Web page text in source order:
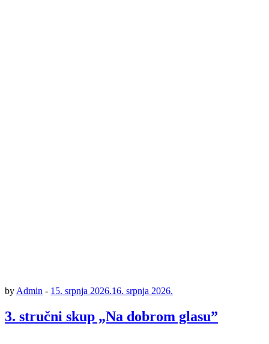
byAdmin - 15. srpnja 2026.16. srpnja 2026.
3. stručni skup „Na dobrom glasu”